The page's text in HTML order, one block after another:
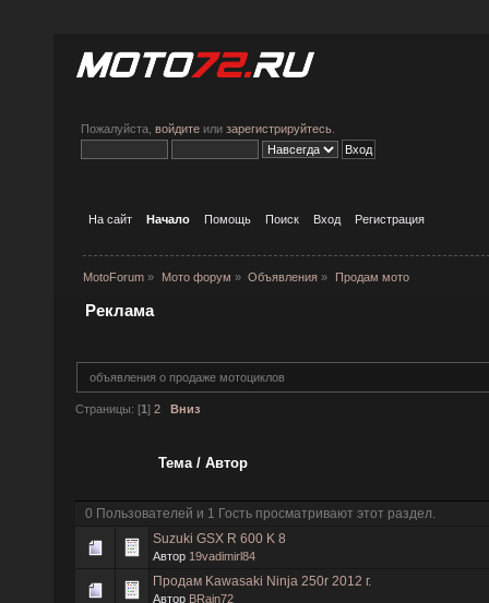
Пожалуйста, войдите или зарегистрируйтесь
На сайт Начало Помощь Поиск Вход Регистрация
MotoForum » Мото форум » Объявления » Продам мото
Реклама
объявления о продаже мотоциклов
Страницы: [1] 2 Вниз
Тема /Автор
0 Пользователей и 1 Гость просматривают этот раздел.
Suzuki GSX R 600 K 8
Автор 19vadimirl84
Продам Kawasaki Ninja 250r 2012 г.
Автор BRain72